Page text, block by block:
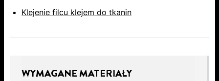
Klejenie filcu klejem do tkanin
WYMAGANE MATERIAŁY